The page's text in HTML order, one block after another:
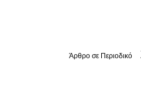
Άρθρο σε Περιοδικό